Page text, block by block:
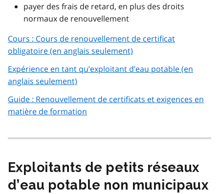
payer des frais de retard, en plus des droits
normaux de renouvellement
Cours : Cours de renouvellement de certificat
obligatoire (en anglais seulement)
Expérience en tant qu’exploitant d’eau potable (en
anglais seulement)
Guide : Renouvellement de certificats et exigences en
matière de formation
Exploitants de petits réseaux
d’eau potable non municipaux